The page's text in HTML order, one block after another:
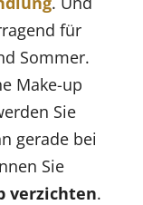
für
Sommer.
Make-up
Sie
gerade bei
Sie
verzichten.